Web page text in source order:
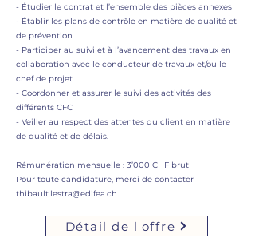
- Étudier le contrat et l’ensemble des pièces annexes
- Établir les plans de contrôle en matière de qualité et
de prévention
- Participer au suivi et à l’avancement des travaux en
collaboration avec le conducteur de travaux et/ou le
chef de projet
- Coordonner et assurer le suivi des activités des
différents CFC
- Veiller au respect des attentes du client en matière
de qualité et de délais.
Rémunération mensuelle : 3’000 CHF brut
Pour toute candidature, merci de contacter
thibault.lestra@edifea.ch.
Détail de l'offre